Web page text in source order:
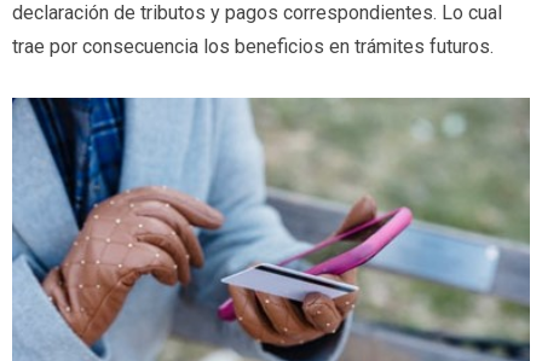
declaración de tributos y pagos correspondientes. Lo cual
trae por consecuencia los beneficios en trámites futuros.